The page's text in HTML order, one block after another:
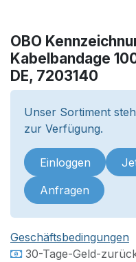
OBO
Kabelbandage
DE, 7203140
Unser Sortiment
zur Verfügung.
Einloggen
Anfragen
Geschäftsbedingungen
30-Tage-Geld-